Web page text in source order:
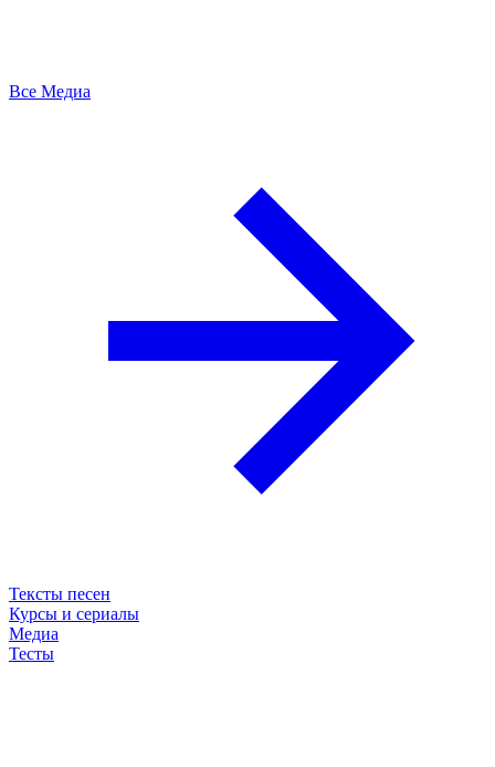
Все Медиа
Тексты песен
Курсы и сериалы
Медиа
Тесты